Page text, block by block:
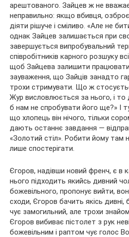
арештованого. Зайцев ж не
неправильно: якщо вбивця,
діяти рішуче і сміливо. «Але не
однак Зайцев залишається при
завершується випробувальний
співробітників карного розшуку
щоб Зайцева залишити
зауваження, що Зайців занадто
трохи стримувати. Що ж
Жур висловлюється за нього, і
б нам не спробувати його ще?» І
що хлопець він нічого, тільки
дають останнє завдання —
«Золотий стіл». Робити йому там
лише спостерігати.
Єгоров, надівши новий френч, є в
нього підходить якийсь дивний
божевільного, пропонує вийти,
сходи, Єгоров бачить якісь дивні,
чує замогильний, але трохи
Єгоров вибиває пістолет з рук
божевільним і раптом чує голос